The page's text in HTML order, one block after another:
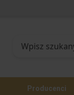
Producenci